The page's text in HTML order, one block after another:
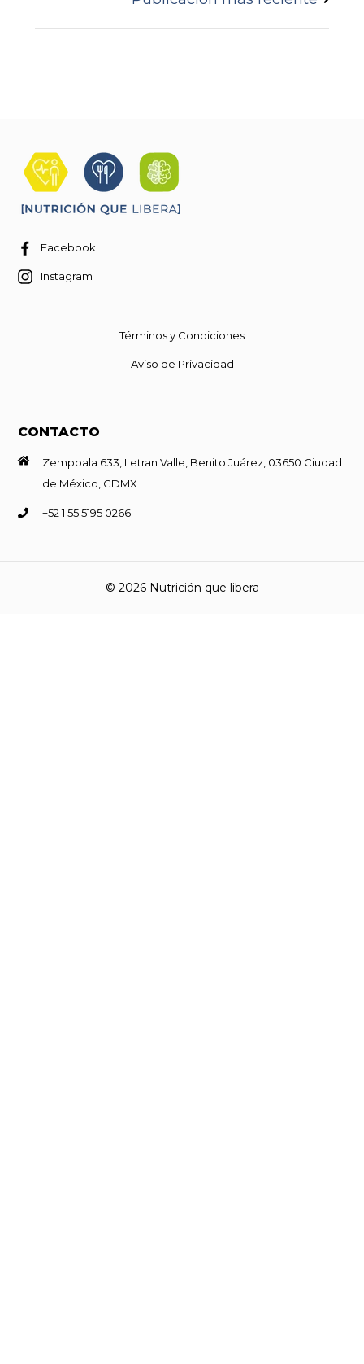
Facebook
Instagram
Términos y Condiciones
Aviso de Privacidad
CONTACTO
Zempoala 633, Letran Valle, Benito Juárez, 03650 Ciudad
de México, CDMX
+52 1 55 5195 0266
© 2026 Nutrición que libera